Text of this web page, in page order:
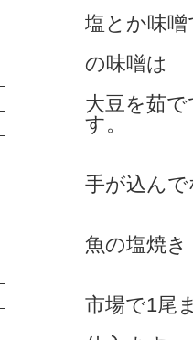
塩とか味
の味噌は
大豆を茹
す。
手が込ん
魚の塩焼き
市場で1尾